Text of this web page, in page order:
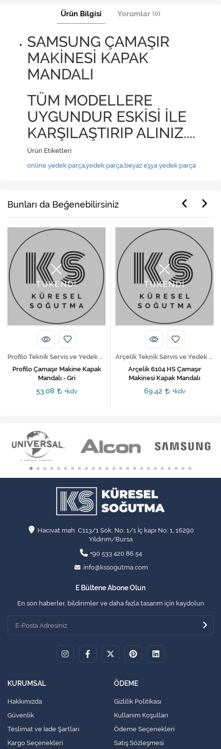
Ürün Bilgisi Yorumlar (0)
SAMSUNG ÇAMAŞIR
MAKİNESİ KAPAK
MANDALI
TÜM MODELLERE
UYGUNDUR ESKİSİ İLE
KARŞILAŞTIRIP ALINIZ....
Ürün Etiketleri
online yedek parça,yedek parça, beyaz eşya yedek parça
Bunları da Beğenebilirsiniz
TÜKENDİ
Profilo Teknik Servis ve Yedek Parça Hizmetleri
Profilo Çamaşır Makine Kapak
Mandalı - Gri
53,08 +kdv
TÜKENDİ
Arçelik Teknik Servis ve Yedek Parça Hizmetleri
Arçelik 6104 HS Çamaşır
Makinesi Kapak Mandalı
69,42 +kdv
Hacıvat mah. C113/1 Sok. No: 1/1 İç kapı No: 1, 16290
Yıldırım/Bursa
+90 533 420 86 54
info@kssogutma.com
E Bültene Abone Olun
En son haberler, bildirimler ve daha fazla tasarım için kaydolun
KURUMSAL
Hakkımızda
Güvenlik
Teslimat ve İade Şartları
Kargo Seçenekleri
ÖDEME
Gizlilik Politikası
Kullanım Koşulları
Ödeme Seçenekleri
Satış Sözleşmesi